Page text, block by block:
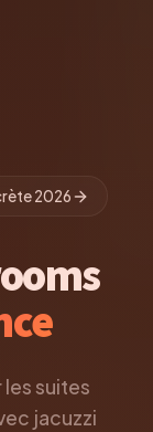
2026
suites
jacuzzi